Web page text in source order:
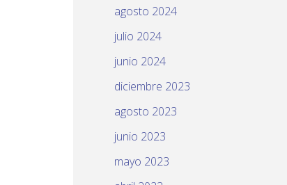
agosto 2024
julio 2024
junio 2024
diciembre 2023
agosto 2023
junio 2023
mayo 2023